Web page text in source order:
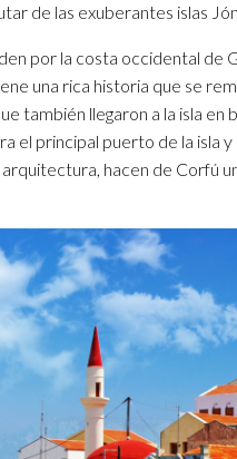
de las exuberantes islas
por la costa occidental de
una rica historia que se
también llegaron a la isla
el principal puerto de la isla
hacen de Corfú